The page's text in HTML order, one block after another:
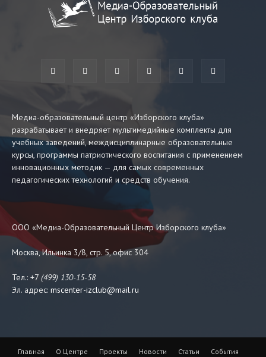
Медиа-образовательный центр «Изборского клуба»
разрабатывает и внедряет мультимедийные комплекты для
учебных заведений, междисциплинарные образовательные
курсы, программы патриотического воспитания с применением
инновационных методик — для самых современных
педагогических технологий и средств обучения.
ООО «Медиа-Образовательный Центр Изборского клуба»
Москва, Ильинка 3/8, стр. 5, офис 304
Тел.: +7 (499) 130-15-58
Эл. адрес: mscenter-izclub@mail.ru
Главная О Центре Проекты Новости Статьи События